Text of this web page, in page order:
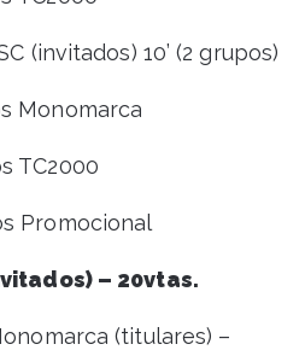
(invitados) 10’ (2 grupos)
Monomarca
TC2000
Promocional
– 20vtas.
(titulares) –